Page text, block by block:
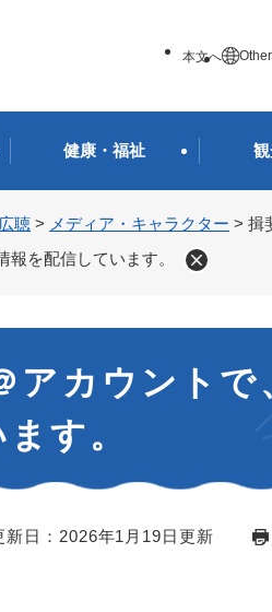
本文へ
健康・福祉
聴 > メディア・キャラクター > 揖
を配信しています。
アカウントで
す。
新日：2026年1月19日更新